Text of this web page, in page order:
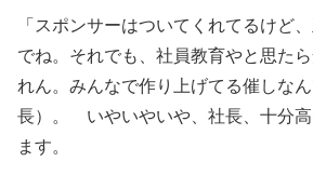
「スポンサーはついてくれてるけど
でね。それでも、社員教育やと思た
れん。みんなで作り上げてる催しな
長）。 いやいやいや、社長、十分高
ます。